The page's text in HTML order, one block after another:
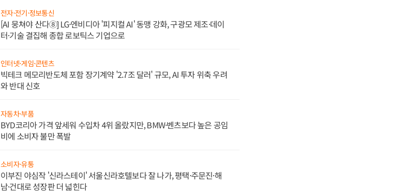
전자·전기·정보통신
[AI 뭉쳐야 산다⑧] LG·엔비디아 '피지컬 AI' 동맹 강화, 구광모 제조·데이
터·기술 결집해 종합 로보틱스 기업으로
인터넷·게임·콘텐츠
빅테크 메모리반도체 포함 장기계약 '2.7조 달러' 규모, AI 투자 위축 우려
와 반대 신호
자동차·부품
BYD코리아 가격 앞세워 수입차 4위 올랐지만, BMW·벤츠보다 높은 공임
비에 소비자 불만 폭발
소비자·유통
이부진 야심작 '신라스테이' 서울신라호텔보다 잘 나가, 평택·주문진·해
남·건대로 성장판 더 넓힌다